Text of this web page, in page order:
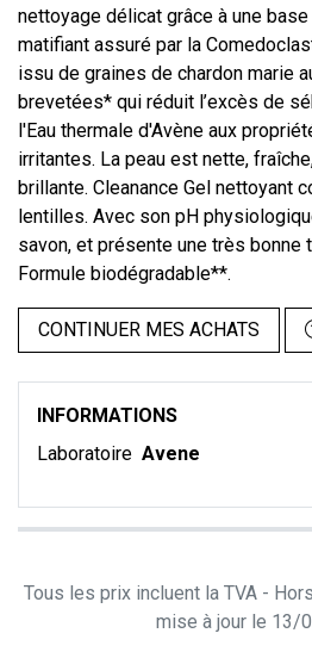
nettoyage délicat grâce à une
matifiant assuré par la
issu de graines de chardon marie
brevetées* qui réduit l’excès de
l'Eau thermale d'Avène aux
irritantes. La peau est nette,
brillante. Cleanance Gel nettoyant
lentilles. Avec son pH
savon, et présente une très bonne
Formule biodégradable**.
CONTINUER MES ACHATS
INFORMATIONS
Laboratoire Avene
Tous les prix incluent la TVA -
mise à jour le 13/